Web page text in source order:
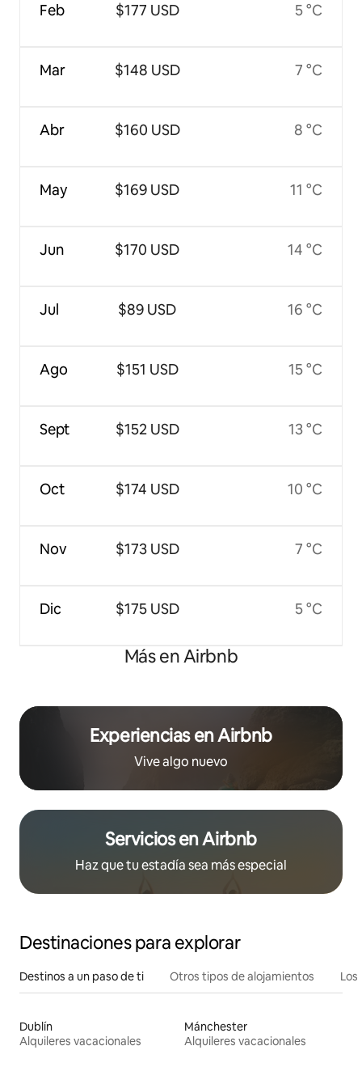
Feb
Mar
Abr
May
Jun
Jul
Ago
Sept
Oct
Nov
Dic
$177 USD
$148 USD
$160 USD
$169 USD
$170 USD
$89 USD
$151 USD
$152 USD
$174 USD
$173 USD
$175 USD
5 °C
7 °C
8 °C
11 °C
14 °C
16 °C
15 °C
13 °C
10 °C
7 °C
5 °C
Más en Airbnb
Experiencias en Airbnb
Vive algo nuevo
Servicios en Airbnb
Haz que tu estadía sea más especial
Destinaciones para explorar
Destinos a un paso de ti Otros tipos de alojamientos
Dublín
Alquileres vacacionales
Mánchester
Alquileres vacacionales